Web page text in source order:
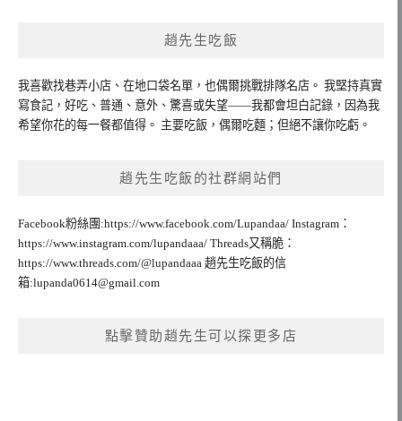
趙先生吃飯
我喜歡找巷弄小店、在地口袋名單，也偶爾挑戰排隊名店。 我堅持真實
寫食記，好吃、普通、意外、驚喜或失望——我都會坦白記錄，因為我
希望你花的每一餐都值得。 主要吃飯，偶爾吃麵；但絕不讓你吃虧。
趙先生吃飯的社群網站們
Facebook粉絲團:https://www.facebook.com/Lupandaa/ Instagram：
https://www.instagram.com/lupandaaa/ Threads又稱脆：
https://www.threads.com/@lupandaaa 趙先生吃飯的信
箱:lupanda0614@gmail.com
點擊贊助趙先生可以探更多店